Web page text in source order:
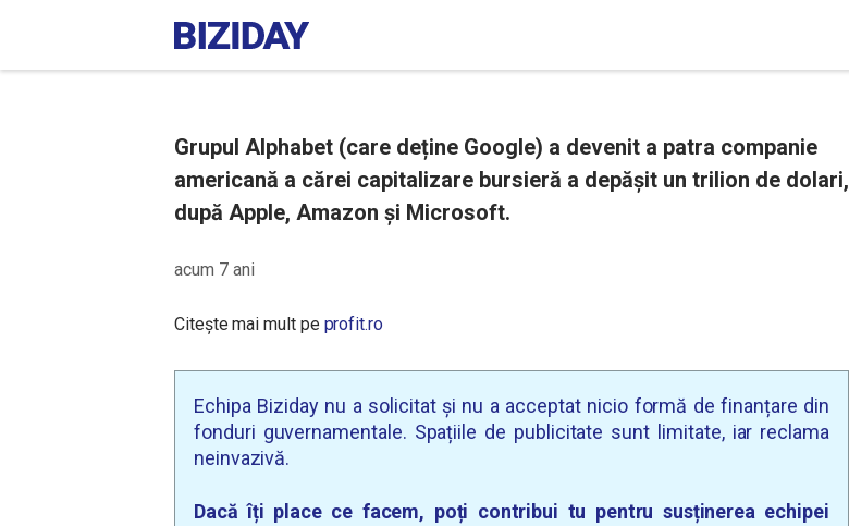
Grupul Alphabet (care deține Google) a devenit a patra companie
americană a cărei capitalizare bursieră a depășit un trilion de dolari,
după Apple, Amazon și Microsoft.
acum 7 ani
Citește mai mult pe profit.ro
Echipa Biziday nu a solicitat și nu a acceptat nicio formă de finanțare din
fonduri guvernamentale. Spațiile de publicitate sunt limitate, iar reclama
neinvazivă.
Dacă îți place ce facem, poți contribui tu pentru susținerea echipei